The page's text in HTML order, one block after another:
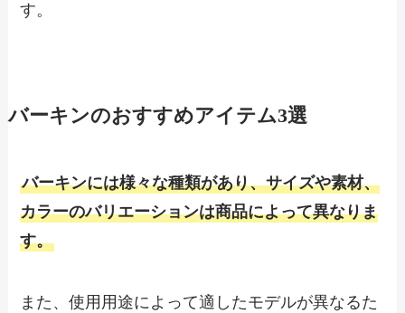
す。
バーキンのおすすめアイテム3選
バーキンには様々な種類があり、サイズや素材、
カラーのバリエーションは商品によって異なりま
す。
また、使用用途によって適したモデルが異なるた